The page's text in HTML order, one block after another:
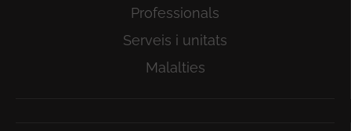
Professionals
Serveis i unitats
Malalties